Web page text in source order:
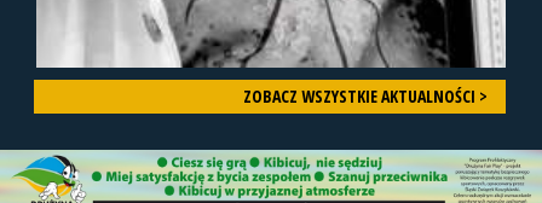
ZOBACZ WSZYSTKIE AKTUALNOŚCI >